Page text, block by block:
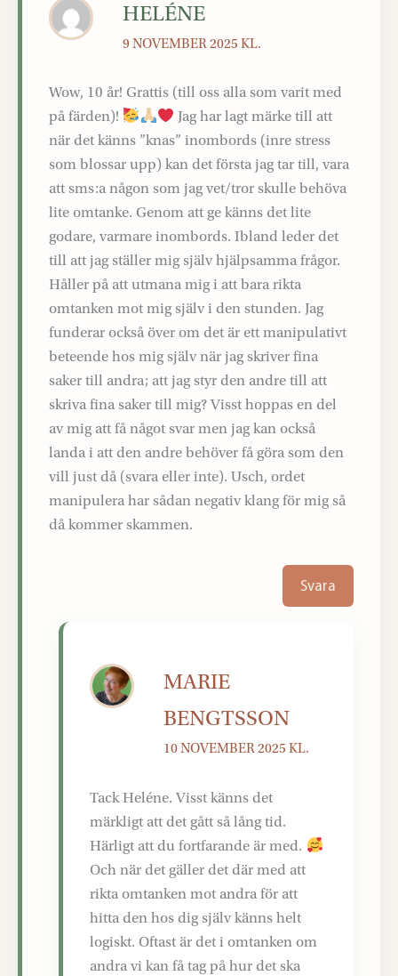
HELÉNE
9 NOVEMBER 2025 KL.
Wow, 10 år! Grattis (till oss alla som varit med
på färden)!
Jag har lagt märke till att
när det känns ”knas” inombords (inre stress
som blossar upp) kan det första jag tar till, vara
att sms:a någon som jag vet/tror skulle behöva
lite omtanke. Genom att ge känns det lite
godare, varmare inombords. Ibland leder det
till att jag ställer mig själv hjälpsamma frågor.
Håller på att utmana mig i att bara rikta
omtanken mot mig själv i den stunden. Jag
funderar också över om det är ett manipulativt
beteende hos mig själv när jag skriver fina
saker till andra; att jag styr den andre till att
skriva fina saker till mig? Visst hoppas en del
av mig att få något svar men jag kan också
landa i att den andre behöver få göra som den
vill just då (svara eller inte). Usch, ordet
manipulera har sådan negativ klang för mig så
då kommer skammen.
Svara
MARIE
BENGTSSON
10 NOVEMBER 2025 KL.
Tack Heléne. Visst känns det
märkligt att det gått så lång tid.
Härligt att du fortfarande är med.
Och när det gäller det där med att
rikta omtanken mot andra för att
hitta den hos dig själv känns helt
logiskt. Oftast är det i omtanken om
andra vi kan få tag på hur det ska